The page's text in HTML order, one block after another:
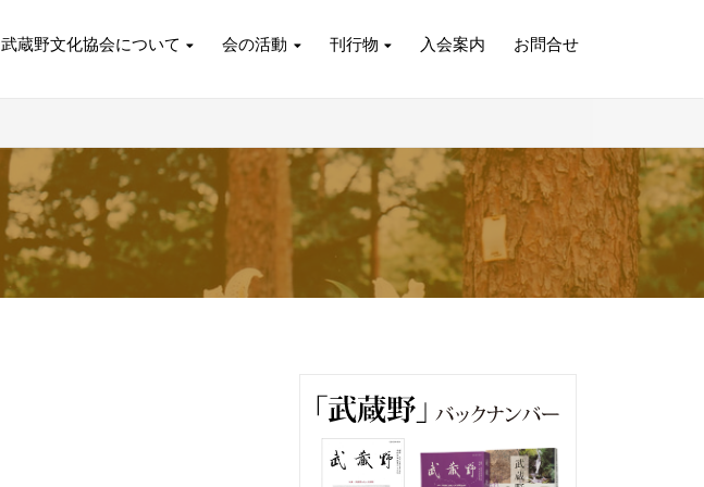
武蔵野文化協会について 会の活動 刊行物 入会案内 お問合せ